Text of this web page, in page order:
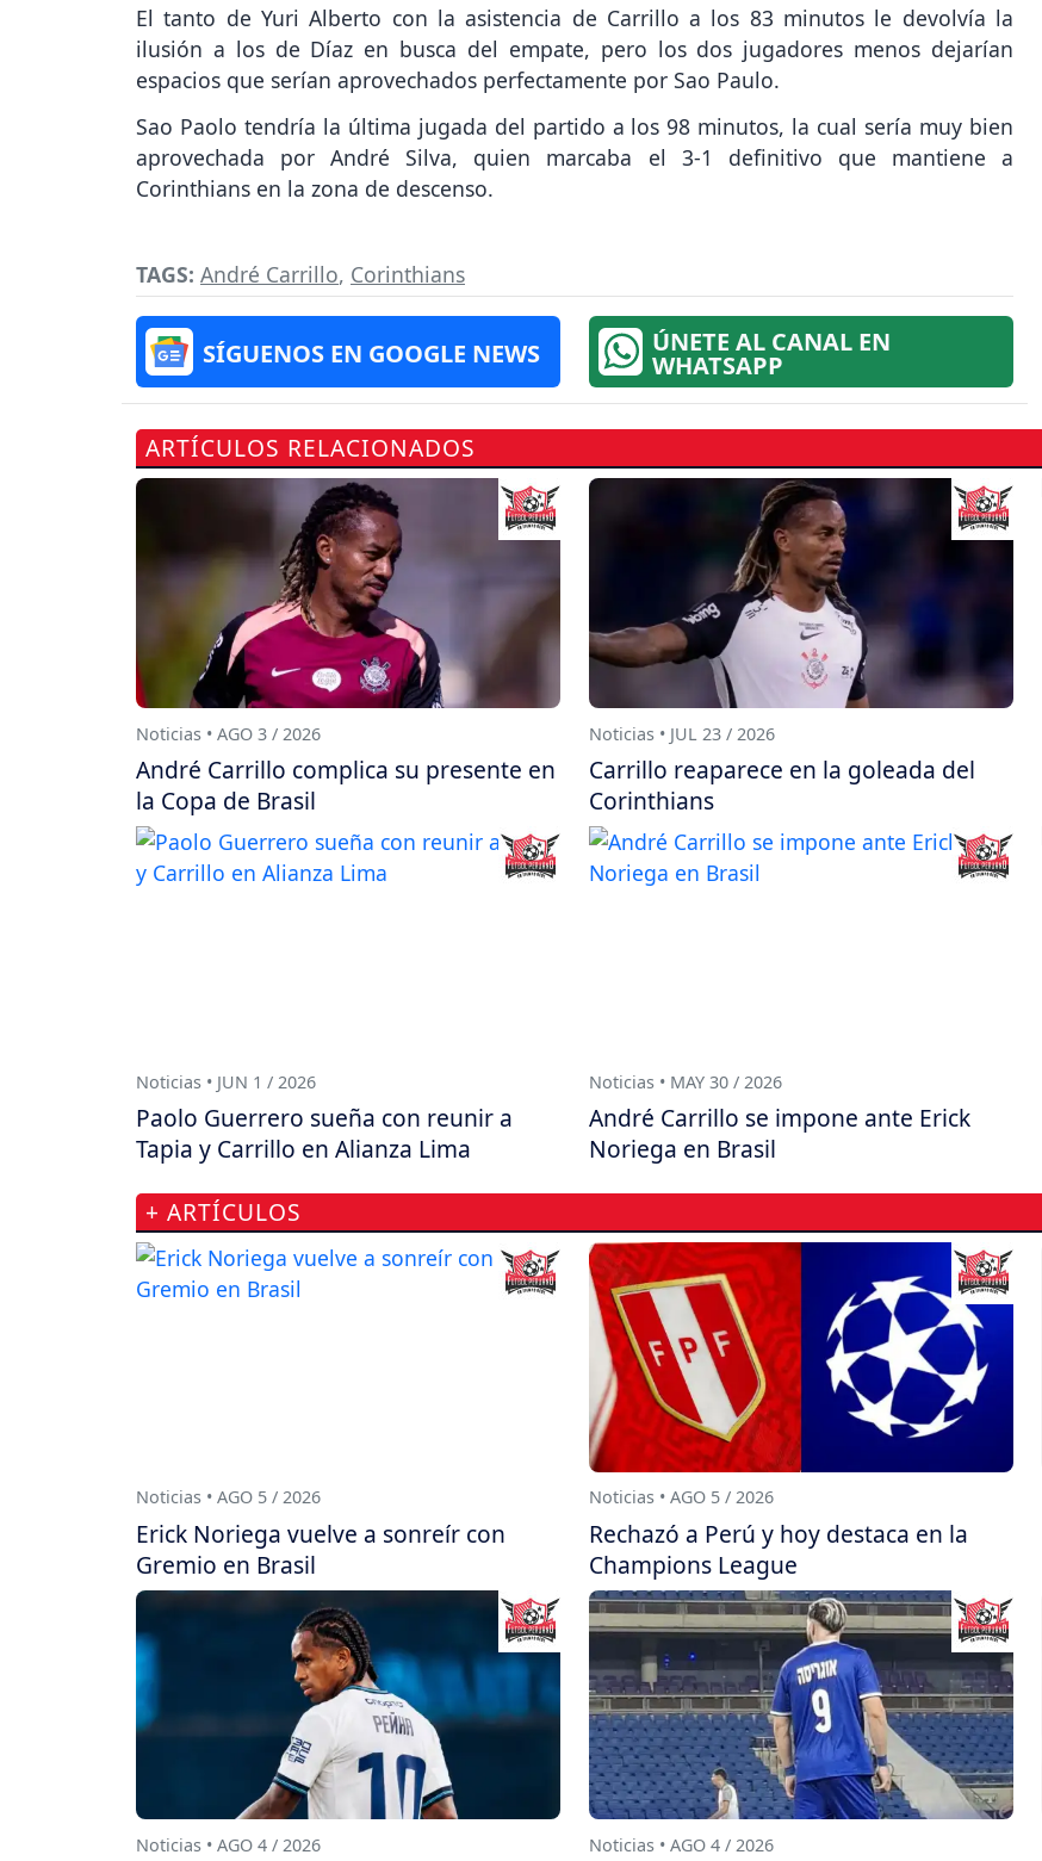
El tanto de Yuri Alberto con la asistencia de Carrillo a los 83 minutos le devolvía la
ilusión a los de Díaz en busca del empate, pero los dos jugadores menos dejarían
espacios que serían aprovechados perfectamente por Sao Paulo.
Sao Paolo tendría la última jugada del partido a los 98 minutos, la cual sería muy bien
aprovechada por André Silva, quien marcaba el 3-1 definitivo que mantiene a
Corinthians en la zona de descenso.
TAGS: André Carrillo, Corinthians
SÍGUENOS EN GOOGLE NEWS ÚNETE AL CANAL EN
WHATSAPP
ARTÍCULOS RELACIONADOS
Noticias • AGO 3 / 2026
André Carrillo complica su presente en
la Copa de Brasil
Noticias • JUL 23 / 2026
Carrillo reaparece en la goleada del
Corinthians
Noticias • JUN 1 / 2026
Paolo Guerrero sueña con reunir a
Tapia y Carrillo en Alianza Lima
Noticias • MAY 30 / 2026
André Carrillo se impone ante Erick
Noriega en Brasil
+ ARTÍCULOS
Noticias • AGO 5 / 2026
Erick Noriega vuelve a sonreír con
Gremio en Brasil
Noticias • AGO 5 / 2026
Rechazó a Perú y hoy destaca en la
Champions League
Noticias • AGO 4 / 2026 Noticias • AGO 4 / 2026